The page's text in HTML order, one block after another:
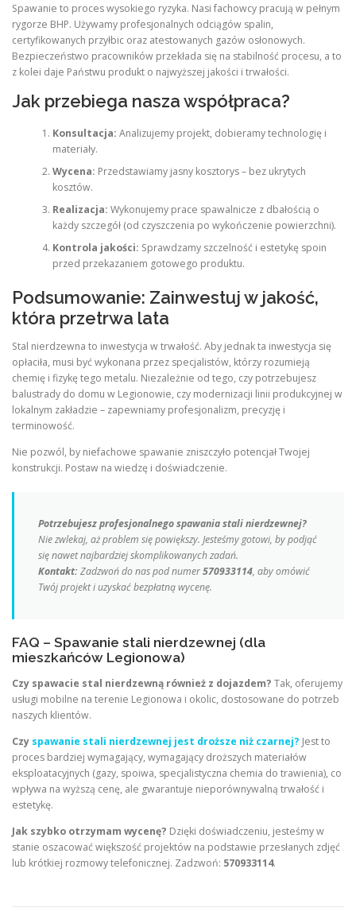
Spawanie to proces wysokiego ryzyka. Nasi fachowcy pracują w pełnym
rygorze BHP. Używamy profesjonalnych odciągów spalin,
certyfikowanych przyłbic oraz atestowanych gazów osłonowych.
Bezpieczeństwo pracowników przekłada się na stabilność procesu, a to
z kolei daje Państwu produkt o najwyższej jakości i trwałości.
Jak przebiega nasza współpraca?
Konsultacja: Analizujemy projekt, dobieramy technologię i
materiały.
Wycena: Przedstawiamy jasny kosztorys – bez ukrytych
kosztów.
Realizacja: Wykonujemy prace spawalnicze z dbałością o
każdy szczegół (od czyszczenia po wykończenie powierzchni).
Kontrola jakości: Sprawdzamy szczelność i estetykę spoin
przed przekazaniem gotowego produktu.
Podsumowanie: Zainwestuj w jakość,
która przetrwa lata
Stal nierdzewna to inwestycja w trwałość. Aby jednak ta inwestycja się
opłaciła, musi być wykonana przez specjalistów, którzy rozumieją
chemię i fizykę tego metalu. Niezależnie od tego, czy potrzebujesz
balustrady do domu w Legionowie, czy modernizacji linii produkcyjnej w
lokalnym zakładzie – zapewniamy profesjonalizm, precyzję i
terminowość.
Nie pozwól, by niefachowe spawanie zniszczyło potencjał Twojej
konstrukcji. Postaw na wiedzę i doświadczenie.
Potrzebujesz profesjonalnego spawania stali nierdzewnej?
Nie zwlekaj, aż problem się powiększy. Jesteśmy gotowi, by podjąć
się nawet najbardziej skomplikowanych zadań.
Kontakt:Zadzwoń do nas pod numer570933114, aby omówić
Twój projekt i uzyskać bezpłatną wycenę.
FAQ – Spawanie stali nierdzewnej (dla
mieszkańców Legionowa)
Czy spawacie stal nierdzewną również z dojazdem? Tak, oferujemy
usługi mobilne na terenie Legionowa i okolic, dostosowane do potrzeb
naszych klientów.
Czy spawanie stali nierdzewnej jest droższe niż czarnej? Jest to
proces bardziej wymagający, wymagający droższych materiałów
eksploatacyjnych (gazy, spoiwa, specjalistyczna chemia do trawienia), co
wpływa na wyższą cenę, ale gwarantuje nieporównywalną trwałość i
estetykę.
Jak szybko otrzymam wycenę? Dzięki doświadczeniu, jesteśmy w
stanie oszacować większość projektów na podstawie przesłanych zdjęć
lub krótkiej rozmowy telefonicznej. Zadzwoń: 570933114.